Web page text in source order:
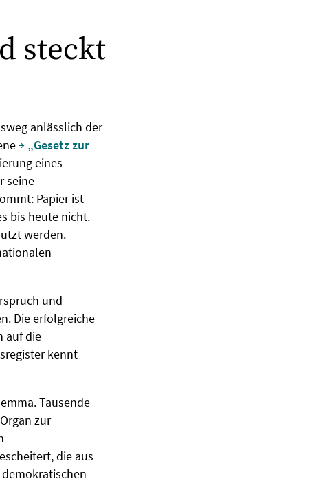
steckt
anlässlich der
„Gesetz zur
eines
seine
Papier ist
bis heute nicht.
werden.
und
Die erfolgreiche
auf die
kennt
Tausende
zur
die aus